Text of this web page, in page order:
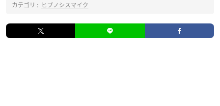
カテゴリ : ヒプノシスマイク